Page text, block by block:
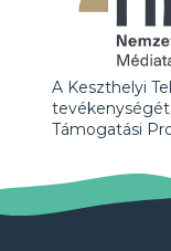
A Keszthelyi
tevékenységét
Támogatási